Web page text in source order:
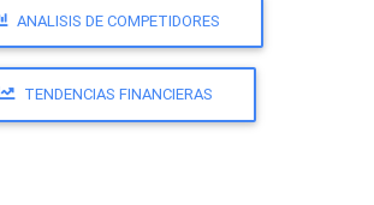
ANALISIS DE COMPETIDORES
TENDENCIAS FINANCIERAS